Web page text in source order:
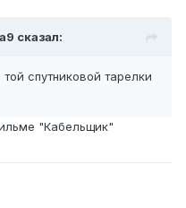
сказал:
спутниковой тарелки
"Кабельщик"